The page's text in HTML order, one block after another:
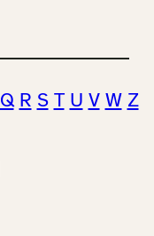
Q R S T U V W Z